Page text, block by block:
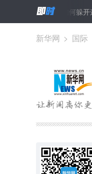
家支招如何躲开这些陷阱
新华网 > 国际